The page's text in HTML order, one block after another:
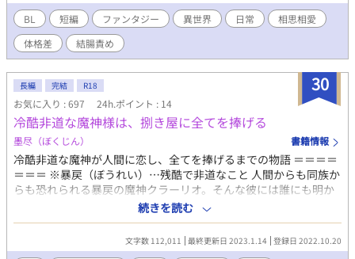
ねこう』
https://www.alphapolis.co.jp/novel/424291071/256726056
BL 短編 ファンタジー 異世界 日常
相思相愛
体格差
結腸責め
30
長編 完結 R18
お気に入り : 697 24h.ポイント : 14
冷酷非道な魔神様は、捌き屋に全てを捧げる
墨尽（ぼくじん） 書籍情報
冷酷非道な魔神が人間に恋し、全てを捧げるまでの物語 ＝＝＝＝
＝＝＝ ※暴戻（ぼうれい）…残酷で非道なこと 人間からも同族か
らも恐れられる暴戻の魔神クラーリオ。そんな彼には誰にも明か
していない秘密があった。 魔獣の素材を捌き、それを売って生活
する捌き屋エリト。その捌き屋に恋をしているのだ。 魔獣の討伐
を積極的に行い、エリトに会うことをだけを密かな楽しみにして
いるクラーリオ。 エリトと接触する時はもふもふの黒犬に姿を変
続きを読む
文字数 112,011 最終更新日 2023.1.14 登録日 2022.10.20